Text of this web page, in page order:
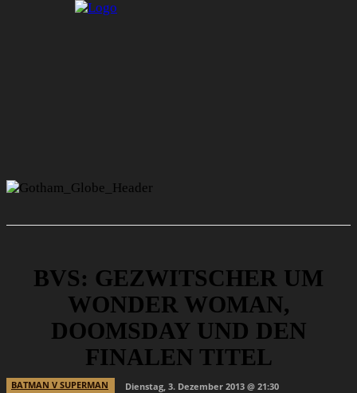
BVS: GEZWITSCHER UM
WONDER WOMAN,
DOOMSDAY UND DEN
FINALEN TITEL
BATMAN V SUPERMAN Dienstag, 3. Dezember 2013 @ 21:30